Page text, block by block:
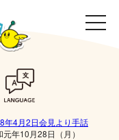
年4月2日会見より手話
年10月28日（月）